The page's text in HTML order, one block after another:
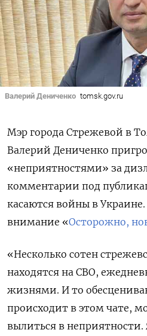
Валерий Дениченко tomsk.gov.ru
Мэр города Стрежевой в
Валерий Дениченко
«неприятностями» за
комментарии под
касаются войны в
внимание «Осторожно,
«Несколько сотен
находятся на СВО,
жизнями. И то
происходит в этом чате,
вылиться в неприятности.